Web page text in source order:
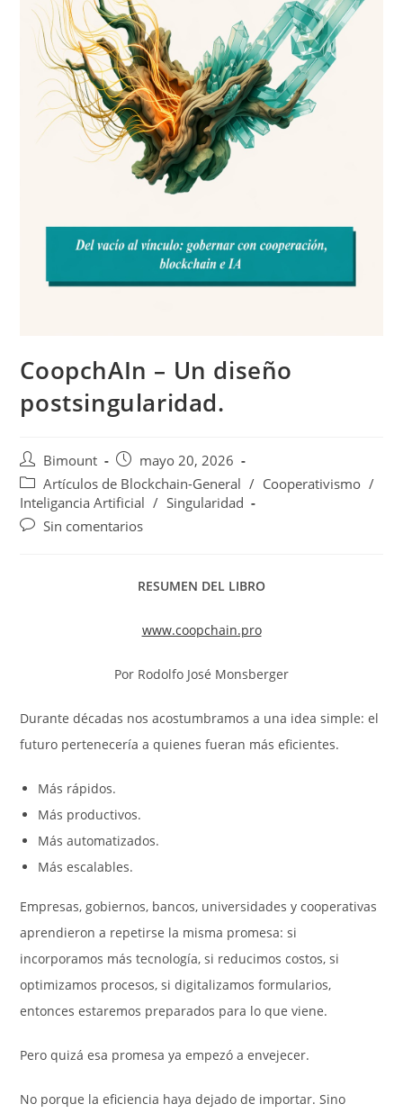
CoopchAIn – Un diseño
postsingularidad.
Autor
de
la
entrada:
Bimount
Publicación
de
la
mayo 20, 2026
Categoría
de
la
Artículos de Blockchain-General / Cooperativismo /
Inteligancia Artificial / Singularidad
Comentarios
Sin comentarios
RESUMEN DEL LIBRO
www.coopchain.pro
Por Rodolfo José Monsberger
Durante décadas nos acostumbramos a una idea simple: el
futuro pertenecería a quienes fueran más eficientes.
Más rápidos.
Más productivos.
Más automatizados.
Más escalables.
Empresas, gobiernos, bancos, universidades y cooperativas
aprendieron a repetirse la misma promesa: si
incorporamos más tecnología, si reducimos costos, si
optimizamos procesos, si digitalizamos formularios,
entonces estaremos preparados para lo que viene.
Pero quizá esa promesa ya empezó a envejecer.
No porque la eficiencia haya dejado de importar. Sino